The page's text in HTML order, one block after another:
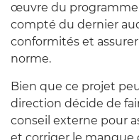
œuvre du programme
compté du dernier
conformités et
norme.
Bien que ce projet
direction décide de
conseil externe pour
et corriger le manque